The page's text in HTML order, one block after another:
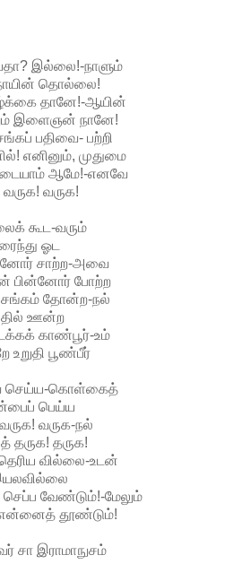
இல்லை!-நாளும்
நோயின் தொல்லை!
தானே!-ஆயின்
இளைஞன் நானே!
பதிவை- பற்றி
எனினும், முதுமை
ஆமே!-எனவே
வருக!
கூட-வரும்
ஓட
சாற்ற-அவை
பின்னோர் போற்ற
தோன்ற-நல்
ஊன்ற
காண்பூர்-உம்
பூண்பீர்
செய்ய-கொள்கைத்
பெய்ய
வருக-நல்
தருக!
வில்லை-உடன்
வேண்டும்!-மேலும்
தூண்டும்!